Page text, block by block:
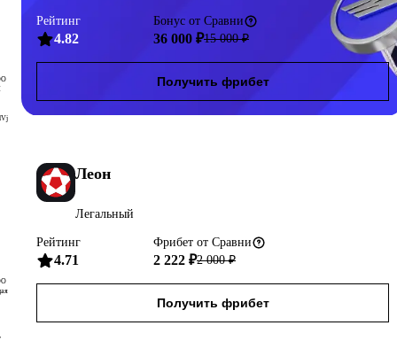
Рейтинг
4.82
Бонус от Сравни
36 000 ₽15 000₽
Получить фрибет
Леон
Легальный
Рейтинг
4.71
Фрибет от Сравни
2 222 ₽2 000₽
Получить фрибет